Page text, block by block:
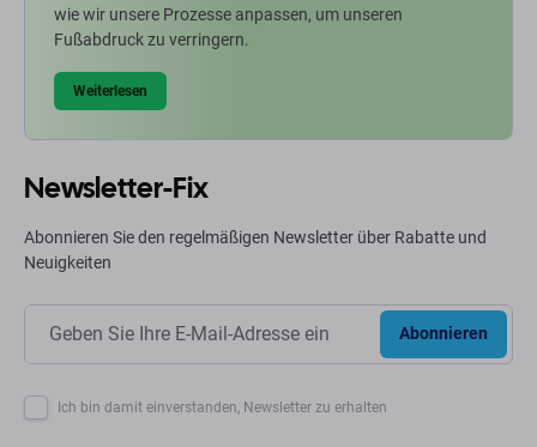
wie wir unsere Prozesse anpassen, um unseren
Fußabdruck zu verringern.
Weiterlesen
Newsletter-Fix
Abonnieren Sie den regelmäßigen Newsletter über Rabatte und
Neuigkeiten
Abonnieren
Ich bin damit einverstanden, Newsletter zu erhalten